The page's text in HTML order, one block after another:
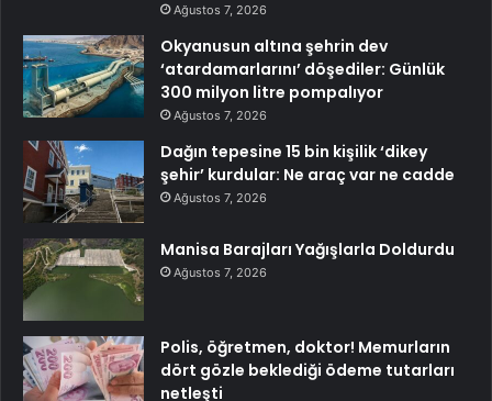
Ağustos 7, 2026
Okyanusun altına şehrin dev
‘atardamarlarını’ döşediler: Günlük
300 milyon litre pompalıyor
Ağustos 7, 2026
Dağın tepesine 15 bin kişilik ‘dikey
şehir’ kurdular: Ne araç var ne cadde
Ağustos 7, 2026
Manisa Barajları Yağışlarla Doldurdu
Ağustos 7, 2026
Polis, öğretmen, doktor! Memurların
dört gözle beklediği ödeme tutarları
netleşti